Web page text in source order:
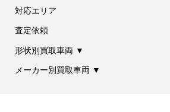
対応エリア
査定依頼
形状別買取車両 ▼
メーカー別買取車両 ▼